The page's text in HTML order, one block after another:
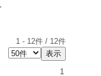
1 - 12件 / 12件
1